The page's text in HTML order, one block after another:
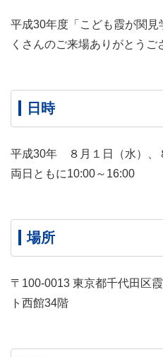
平成30年度「こども霞が関
くさんのご来場ありがとうご
日時
平成30年 ８月１日（
両日ともに10:00～16:00
場所
〒100-0013 東京都千代田区
ト西館34階